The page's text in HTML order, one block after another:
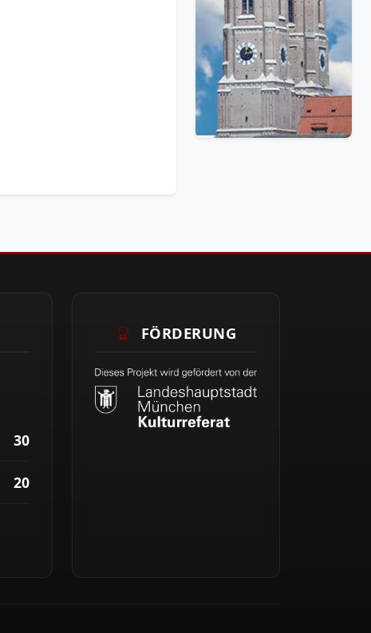
30
20
FÖRDERUNG